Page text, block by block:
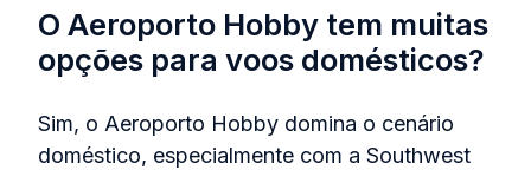
O Aeroporto Hobby tem muitas
opções para voos domésticos?
Sim, o Aeroporto Hobby domina o cenário
doméstico, especialmente com a Southwest